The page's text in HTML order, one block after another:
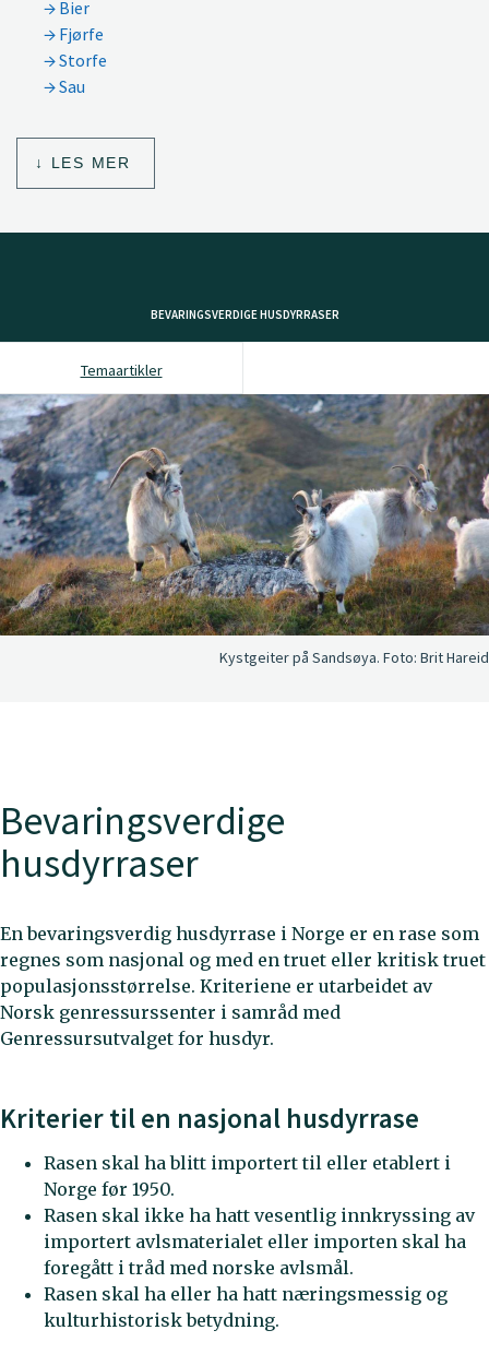
Bier
Fjørfe
Storfe
Sau
LES MER
BEVARINGSVERDIGE HUSDYRRASER
Temaartikler
Kystgeiter på Sandsøya. Foto: Brit Hareid
Bevaringsverdige
husdyrraser
En bevaringsverdig husdyrrase i Norge er en rase som
regnes som nasjonal og med en truet eller kritisk truet
populasjonsstørrelse. Kriteriene er utarbeidet av
Norsk genressurssenter i samråd med
Genressursutvalget for husdyr.
Kriterier til en nasjonal husdyrrase
Rasen skal ha blitt importert til eller etablert i
Norge før 1950.
Rasen skal ikke ha hatt vesentlig innkryssing av
importert avlsmaterialet eller importen skal ha
foregått i tråd med norske avlsmål.
Rasen skal ha eller ha hatt næringsmessig og
kulturhistorisk betydning.